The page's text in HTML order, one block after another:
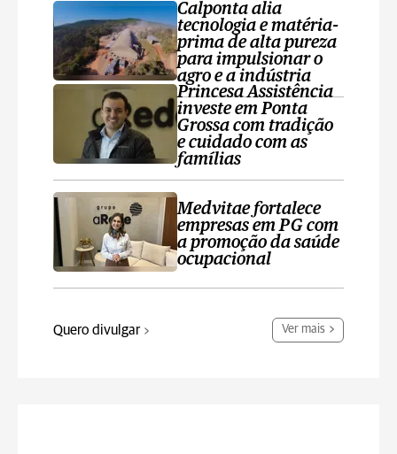
Calponta alia
tecnologia e matéria-
prima de alta pureza
para impulsionar o
agro e a indústria
Princesa Assistência
investe em Ponta
Grossa com tradição
e cuidado com as
famílias
Medvitae fortalece
empresas em PG com
a promoção da saúde
ocupacional
Quero divulgar Ver mais